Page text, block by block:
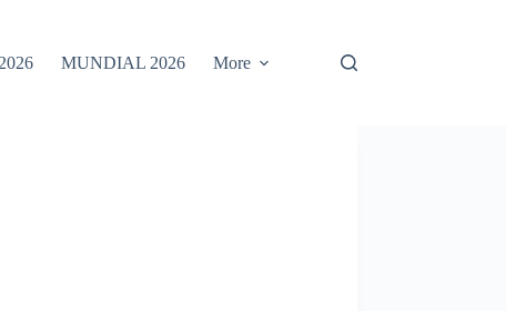
MUNDIAL 2026 More